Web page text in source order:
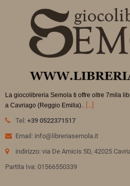
La giocolibreria Semola ti offre oltre 7mila
a Cavriago (Reggio Emilia).. [...]
Tel: +39 0522371517
Email: info@libreriasemola.it
indirizzo: via De Amicis 5D, 42025
Partita Iva: 01566550339